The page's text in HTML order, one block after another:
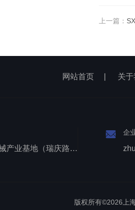
上一篇：
网站首页 关
上海张江医疗器械产业基地（瑞庆路528号）
企
版权所有©2026